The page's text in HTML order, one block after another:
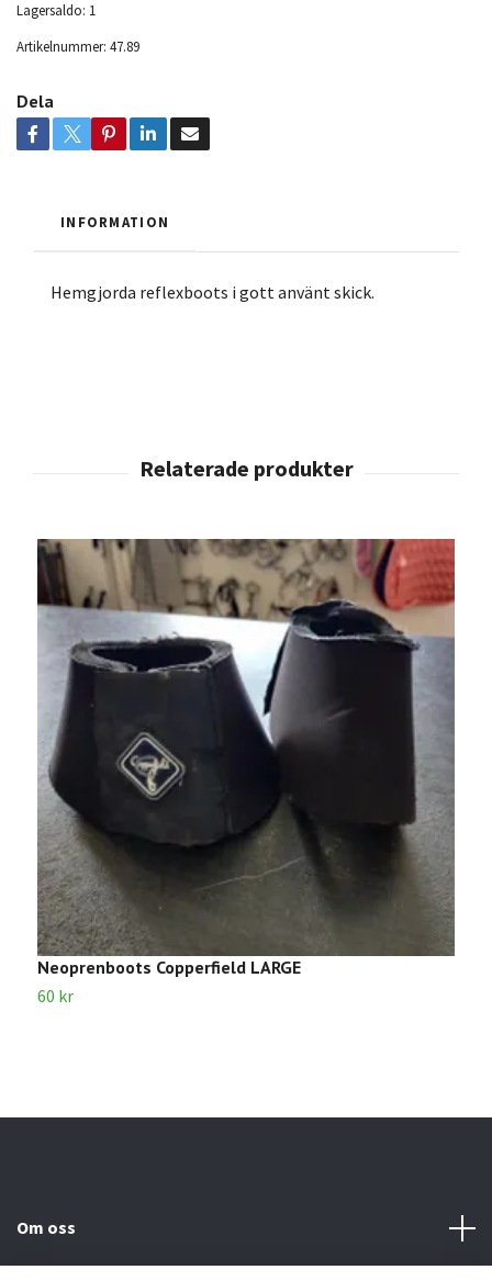
Lagersaldo: 1
Artikelnummer: 47.89
Dela
INFORMATION
Hemgjorda reflexboots i gott använt skick.
Neoprenboots Copperfield LARGE
60 kr
Om oss